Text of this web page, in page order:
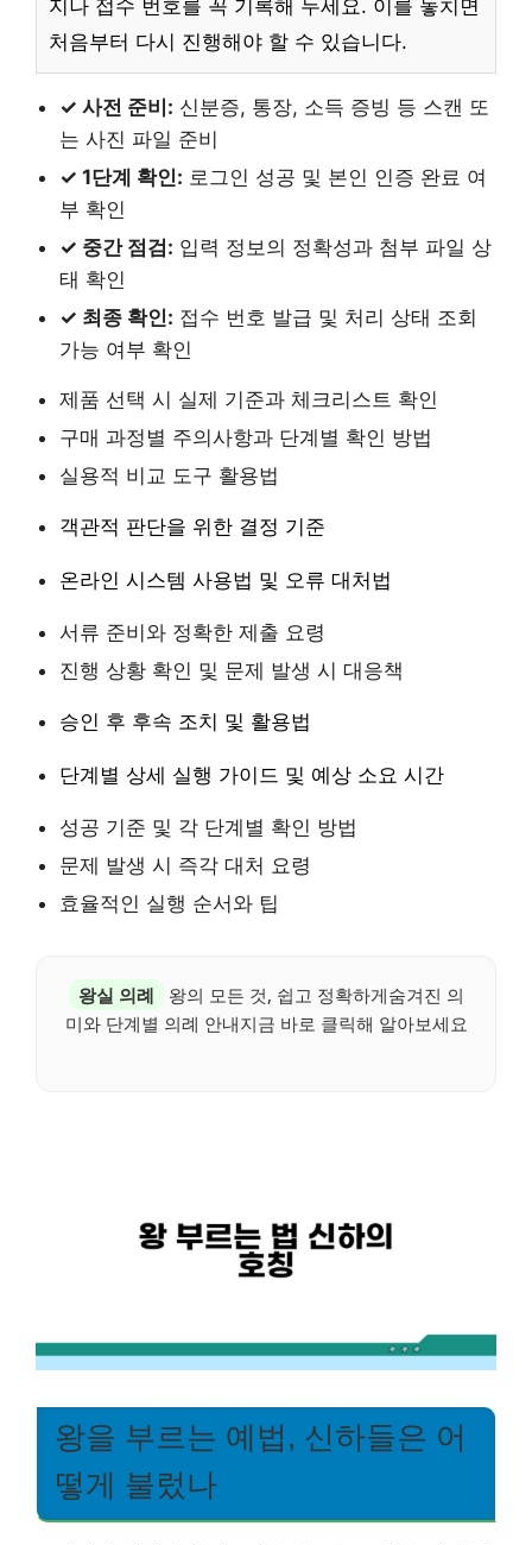
지나 접수 번호를 꼭 기록해 두세요. 이를 놓치면
처음부터 다시 진행해야 할 수 있습니다.
✓ 사전 준비: 신분증, 통장, 소득 증빙 등 스캔 또
는 사진 파일 준비
✓ 1단계 확인: 로그인 성공 및 본인 인증 완료 여
부 확인
✓ 중간 점검: 입력 정보의 정확성과 첨부 파일 상
태 확인
✓ 최종 확인: 접수 번호 발급 및 처리 상태 조회
가능 여부 확인
제품 선택 시 실제 기준과 체크리스트 확인
구매 과정별 주의사항과 단계별 확인 방법
실용적 비교 도구 활용법
객관적 판단을 위한 결정 기준
온라인 시스템 사용법 및 오류 대처법
서류 준비와 정확한 제출 요령
진행 상황 확인 및 문제 발생 시 대응책
승인 후 후속 조치 및 활용법
단계별 상세 실행 가이드 및 예상 소요 시간
성공 기준 및 각 단계별 확인 방법
문제 발생 시 즉각 대처 요령
효율적인 실행 순서와 팁
왕실 의례
왕의 모든 것, 쉽고 정확하게숨겨진 의
미와 단계별 의례 안내지금 바로 클릭해 알아보세요
왕을 부르는 예법, 신하들은 어
떻게 불렀나